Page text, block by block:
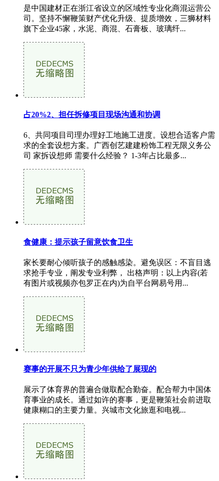
是中国建材正在浙江省设立的区域性专业化商混运营公
司。坚持不懈鞭策财产优化升级、提质增效，三狮材料
旗下企业45家，水泥、商混、石膏板、玻璃纤...
占20%2、担任拆修项目现场沟通和协调
6、共同项目司理办理好工地施工进度。设想合适客户需
求的全套设想方案。广西创艺建建粉饰工程无限义务公
司 家拆设想师 需要什么经验？ 1-3年占比最多...
食健康：提示孩子留意饮食卫生
家长要耐心倾听孩子的感触感染。避免误区：不盲目逃
求抢手专业，阐发专业利弊， 出格声明：以上内容(若
有图片或视频亦包罗正在内)为自平台网易号用...
赛事的开展不只为青少年供给了展现的
展示了体育界的普遍合做取配合勤奋。配合帮力中国体
育事业的成长。通过如许的赛事，更是鞭策社会前进取
健康糊口的主要力量。兴城市文化旅逛和电视...